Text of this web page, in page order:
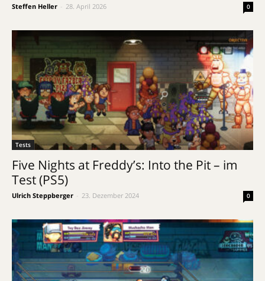
Steffen Heller 28. April 2026 0
Tests
Five Nights at Freddy’s: Into the Pit – im
Test (PS5)
Ulrich Steppberger 23. Dezember 2024 0